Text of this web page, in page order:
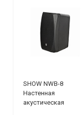
SHOW NWB-8
Настенная
акустическая